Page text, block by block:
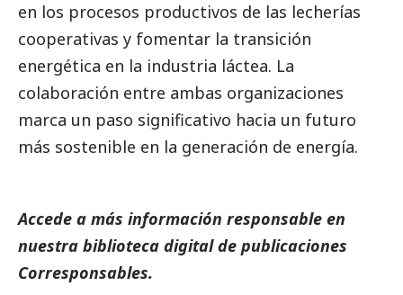
en los procesos productivos de las lecherías
cooperativas y fomentar la transición
energética en la industria láctea. La
colaboración entre ambas organizaciones
marca un paso significativo hacia un futuro
más sostenible en la generación de energía.
Accede a más información responsable en
nuestra biblioteca digital de publicaciones
Corresponsables.